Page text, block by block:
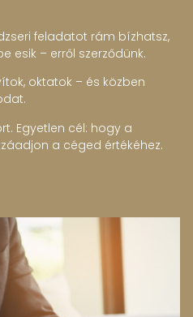
feladatot rám bízhatsz,
esik – erről szerződünk.
oktatok – és közben
Egyetlen cél: hogy a
a céged értékéhez.